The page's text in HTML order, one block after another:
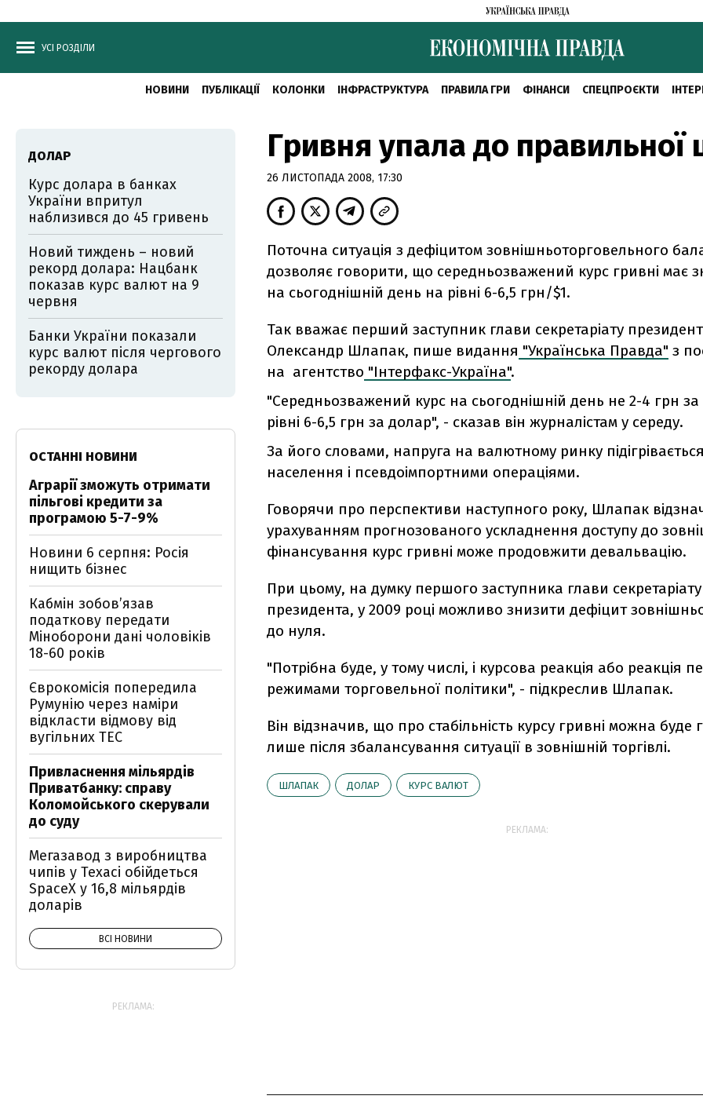
УСІ РОЗДІЛИ
НОВИНИ ПУБЛІКАЦІЇ КОЛОНКИ ІНФРАСТРУКТУРА ПРАВИЛА ГРИ ФІНАНСИ СПЕЦПРОЄКТИ
Гривня упала до правильної
26 ЛИСТОПАДА 2008, 17:30
Поточна ситуація з дефіцитом зовнішньоторговельного
дозволяє говорити, що середньозважений курс гривні має
на сьогоднішній день на рівні 6-6,5 грн/$1.
Так вважає перший заступник глави секретаріату
Олександр Шлапак, пише видання "Українська Правда" з
на агентство "Інтерфакс-Україна".
"Середньозважений курс на сьогоднішній день не 2-4 грн
рівні 6-6,5 грн за долар", - сказав він журналістам у середу.
За його словами, напруга на валютному ринку
населення і псевдоімпортними операціями.
Говорячи про перспективи наступного року, Шлапак
урахуванням прогнозованого ускладнення доступу до
фінансування курс гривні може продовжити девальвацію.
При цьому, на думку першого заступника глави секретаріату
президента, у 2009 році можливо знизити дефіцит
до нуля.
"Потрібна буде, у тому числі, і курсова реакція або реакція
режимами торговельної політики", - підкреслив Шлапак.
Він відзначив, що про стабільність курсу гривні можна буде
лише після збалансування ситуації в зовнішній торгівлі.
ШЛАПАК ДОЛАР КУРС ВАЛЮТ
РЕКЛАМА:
ДОЛАР
Курс долара в банках
України впритул
наблизився до 45 гривень
Новий тиждень – новий
рекорд долара: Нацбанк
показав курс валют на 9
червня
Банки України показали
курс валют після чергового
рекорду долара
ОСТАННІ НОВИНИ
Аграрії зможуть отримати
пільгові кредити за
програмою 5-7-9%
Новини 6 серпня: Росія
нищить бізнес
Кабмін зобовʼязав
податкову передати
Міноборони дані чоловіків
18-60 років
Єврокомісія попередила
Румунію через наміри
відкласти відмову від
вугільних ТЕС
Привласнення мільярдів
Приватбанку: справу
Коломойського скерували
до суду
Мегазавод з виробництва
чипів у Техасі обійдеться
SpaceX у 16,8 мільярдів
доларів
ВСІ НОВИНИ
РЕКЛАМА: